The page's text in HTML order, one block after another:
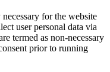
for the website
user personal data via
termed as non-necessary
prior to running